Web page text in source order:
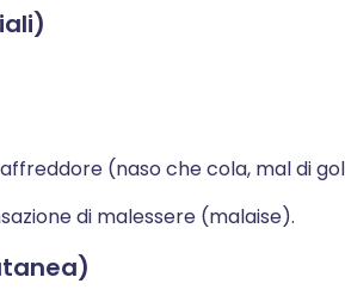
(naso che cola, mal di
di malessere (malaise).